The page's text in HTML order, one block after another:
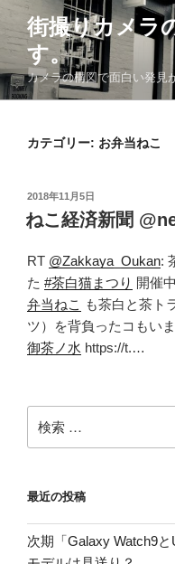
コ
ン
テ
ン
ツ
街撮りカメラ
す。
カメラの構図で面白い発見
カテゴリー: お弁当ねこ
投
稿
日:
2018年11月5日
ねこ経済新聞
RT @Zakkaya_Oukan:
た #茶白猫まつり 開催中
弁当ねこ
も茶白と茶ト
ツ）を背負ったコもい
御茶ノ水 https://t.…
索:
最近の投稿
次期「Galaxy Watch9